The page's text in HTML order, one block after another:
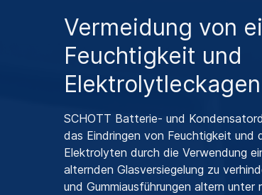
Vermeidung von
Feuchtigkeit und
Elektrolytleckagen
SCHOTT Batterie- und
das Eindringen von Feuchtigkeit und
Elektrolyten durch die Verwendung
alternden Glasversiegelung zu
und Gummiausführungen altern unter